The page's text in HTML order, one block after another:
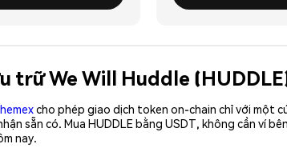
trữ We Will Huddle
cho phép giao dịch token on-chain chỉ với một
sẵn có. Mua HUDDLE bằng USDT, không cần ví
nay.